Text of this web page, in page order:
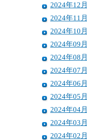
2024年12月
2024年11月
2024年10月
2024年09月
2024年08月
2024年07月
2024年06月
2024年05月
2024年04月
2024年03月
2024年02月